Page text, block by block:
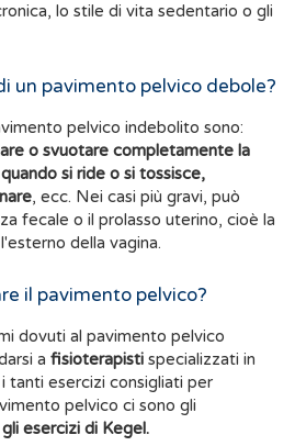
lo stile di vita sedentario o gli
un pavimento pelvico debole?
pelvico indebolito sono:
o svuotare completamente la
si ride o si tossisce,
, ecc. Nei casi più gravi, può
fecale o il prolasso uterino, cioè la
della vagina.
il pavimento pelvico?
dovuti al pavimento pelvico
a fisioterapisti specializzati in
tanti esercizi consigliati per
pelvico ci sono gli
esercizi di Kegel.